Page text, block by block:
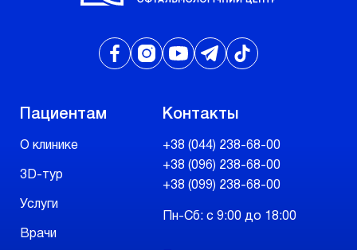
Пациентам
О клинике
3D-тур
Услуги
Врачи
Контакты
+38 (044) 238-68-00
+38 (096) 238-68-00
+38 (099) 238-68-00
Пн-Сб: с 9:00 до 18:00